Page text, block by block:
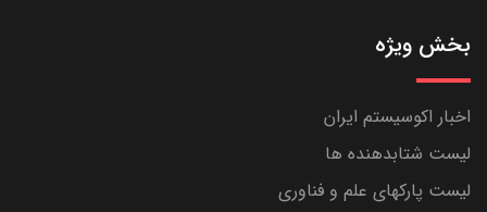
بخش ویژه
اخبار اکوسیستم ایران
لیست شتابدهنده ها
لیست پارکهای علم و فناوری